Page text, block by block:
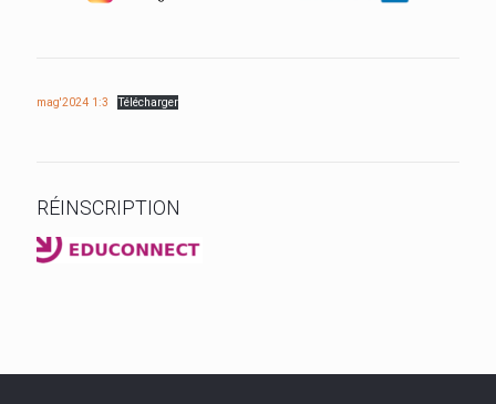
mag'2024 1:3 Télécharger
RÉINSCRIPTION